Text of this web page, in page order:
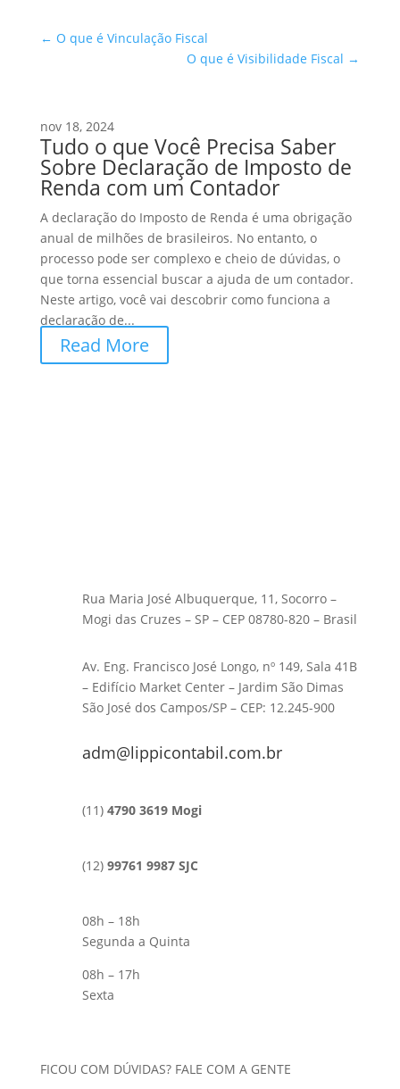
← O que é Vinculação Fiscal
O que é Visibilidade Fiscal →
nov 18, 2024
Tudo o que Você Precisa Saber
Sobre Declaração de Imposto de
Renda com um Contador
A declaração do Imposto de Renda é uma obrigação
anual de milhões de brasileiros. No entanto, o
processo pode ser complexo e cheio de dúvidas, o
que torna essencial buscar a ajuda de um contador.
Neste artigo, você vai descobrir como funciona a
declaração de...
Read More
Rua Maria José Albuquerque, 11, Socorro –
Mogi das Cruzes – SP – CEP 08780-820 – Brasil
Av. Eng. Francisco José Longo, nº 149, Sala 41B
– Edifício Market Center – Jardim São Dimas
São José dos Campos/SP – CEP: 12.245-900
adm@lippicontabil.com.br
(11) 4790 3619 Mogi
(12) 99761 9987 SJC
08h – 18h
Segunda a Quinta
08h – 17h
Sexta
FICOU COM DÚVIDAS? FALE COM A GENTE